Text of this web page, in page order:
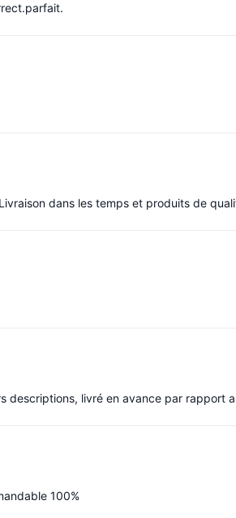
dans les temps et produits de
descriptions, livré en avance par rapport
100%